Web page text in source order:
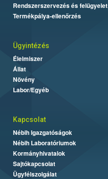
Rendszerszervezés és felügyelet
Termékpálya-ellenőrzés
Ügyintézés
Élelmiszer
Állat
Növény
Labor/Egyéb
Kapcsolat
Nébih Igazgatóságok
Nébih Laboratóriumok
Kormányhivatalok
Sajtókapcsolat
Ügyfélszolgálat